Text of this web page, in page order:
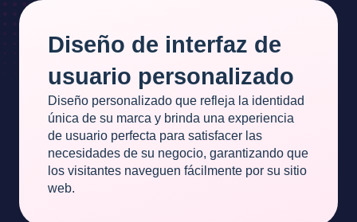
Diseño de interfaz de
usuario personalizado
Diseño personalizado que refleja la identidad
única de su marca y brinda una experiencia
de usuario perfecta para satisfacer las
necesidades de su negocio, garantizando que
los visitantes naveguen fácilmente por su sitio
web.